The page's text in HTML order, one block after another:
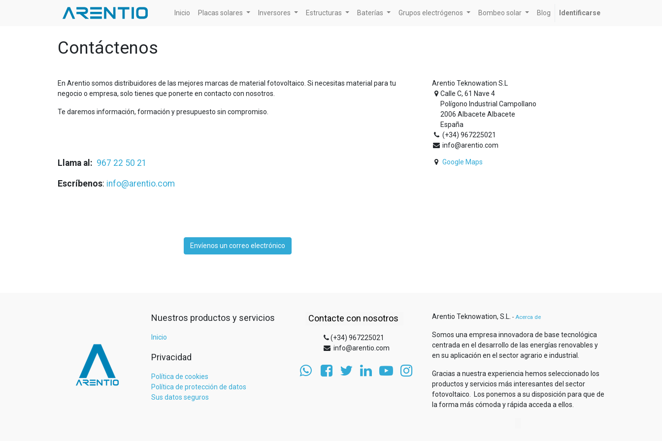
Inicio Placas solares Inversores Estructuras Baterías Grupos electrógenos Bombeo solar Blog Identificarse
Contáctenos
En Arentio somos distribuidores de las mejores marcas de material fotovoltaico. Si necesitas material para tu
negocio o empresa, solo tienes que ponerte en contacto con nosotros.
Te daremos información, formación y presupuesto sin compromiso.
Llama al: 967 22 50 21
Escríbenos: info@arentio.com
Envíenos un correo electrónico
Arentio Teknowation S.L
Calle C, 61 Nave 4
Polígono Industrial Campollano
2006 Albacete Albacete
España
(+34) 967225021
info@arentio.com
Google Maps
Nuestros productos y servicios
Inicio
Privacidad
Política de cookies
Política de protección de datos
Sus datos seguros
Contacte con nosotros
(+34) 967225021
info@arentio.com
Arentio Teknowation, S.L. - Acerca de
Somos una empresa innovadora de base tecnológica
centrada en el desarrollo de las energías renovables y
en su aplicación en el sector agrario e industrial.
Gracias a nuestra experiencia hemos seleccionado los
productos y servicios más interesantes del sector
fotovoltaico. Los ponemos a su disposición para que de
la forma más cómoda y rápida acceda a ellos.